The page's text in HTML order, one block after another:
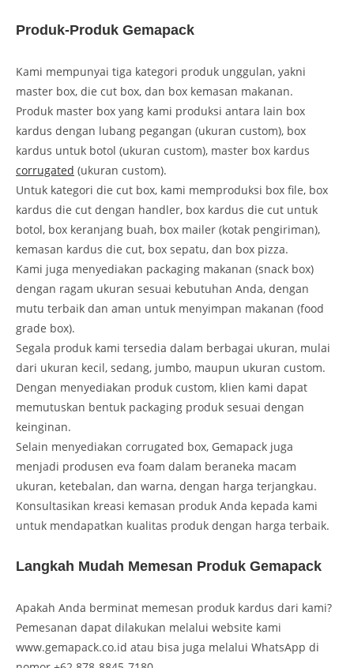
Produk-Produk Gemapack
Kami mempunyai tiga kategori produk unggulan, yakni
master box, die cut box, dan box kemasan makanan.
Produk master box yang kami produksi antara lain box
kardus dengan lubang pegangan (ukuran custom), box
kardus untuk botol (ukuran custom), master box kardus
corrugated (ukuran custom).
Untuk kategori die cut box, kami memproduksi box file, box
kardus die cut dengan handler, box kardus die cut untuk
botol, box keranjang buah, box mailer (kotak pengiriman),
kemasan kardus die cut, box sepatu, dan box pizza.
Kami juga menyediakan packaging makanan (snack box)
dengan ragam ukuran sesuai kebutuhan Anda, dengan
mutu terbaik dan aman untuk menyimpan makanan (food
grade box).
Segala produk kami tersedia dalam berbagai ukuran, mulai
dari ukuran kecil, sedang, jumbo, maupun ukuran custom.
Dengan menyediakan produk custom, klien kami dapat
memutuskan bentuk packaging produk sesuai dengan
keinginan.
Selain menyediakan corrugated box, Gemapack juga
menjadi produsen eva foam dalam beraneka macam
ukuran, ketebalan, dan warna, dengan harga terjangkau.
Konsultasikan kreasi kemasan produk Anda kepada kami
untuk mendapatkan kualitas produk dengan harga terbaik.
Langkah Mudah Memesan Produk Gemapack
Apakah Anda berminat memesan produk kardus dari kami?
Pemesanan dapat dilakukan melalui website kami
www.gemapack.co.id atau bisa juga melalui WhatsApp di